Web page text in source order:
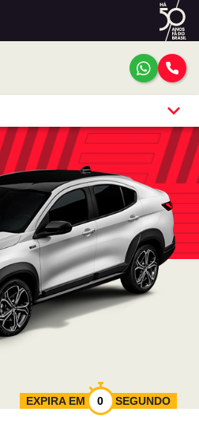
EXPIRA EM SEGUNDO